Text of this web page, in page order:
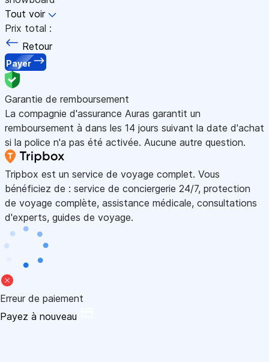
Tout voir
Prix total :
Retour
Payer
Garantie de remboursement
La compagnie d'assurance Auras garantit un
remboursement à dans les 14 jours suivant la date d'achat
si la police n'a pas été activée. Aucune autre question.
Tripbox est un service de voyage complet. Vous
bénéficiez de : service de conciergerie 24/7, protection
de voyage complète, assistance médicale, consultations
d'experts, guides de voyage.
Erreur de paiement
Payez à nouveau